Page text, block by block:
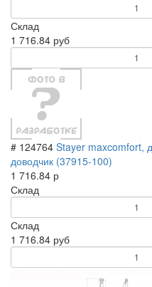
Склад
1 716.84 руб
# 124764 Stayer maxcomfort,
доводчик (37915-100)
1 716.84 р
Склад
Склад
1 716.84 руб